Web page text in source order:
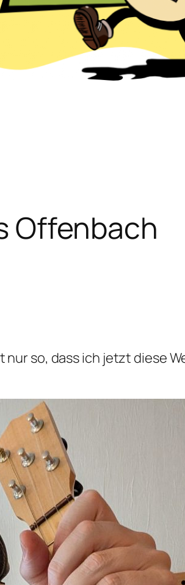
Offenbach
nur so, dass ich jetzt diese